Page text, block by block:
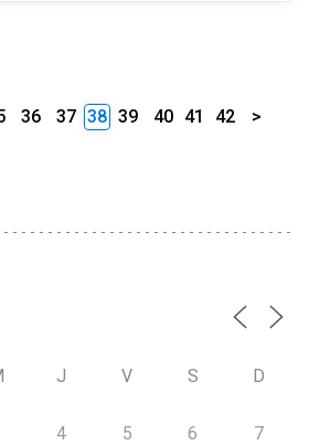
36 37 38 39 40 41 42 >
J V S D
4 5 6 7